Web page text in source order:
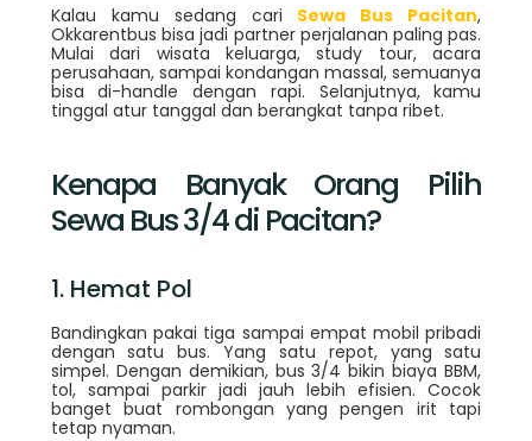
Kalau kamu sedang cari Sewa Bus Pacitan,
Okkarentbus bisa jadi partner perjalanan paling pas.
Mulai dari wisata keluarga, study tour, acara
perusahaan, sampai kondangan massal, semuanya
bisa di-handle dengan rapi. Selanjutnya, kamu
tinggal atur tanggal dan berangkat tanpa ribet.
Kenapa Banyak Orang Pilih
Sewa Bus 3/4 di Pacitan?
1. Hemat Pol
Bandingkan pakai tiga sampai empat mobil pribadi
dengan satu bus. Yang satu repot, yang satu
simpel. Dengan demikian, bus 3/4 bikin biaya BBM,
tol, sampai parkir jadi jauh lebih efisien. Cocok
banget buat rombongan yang pengen irit tapi
tetap nyaman.